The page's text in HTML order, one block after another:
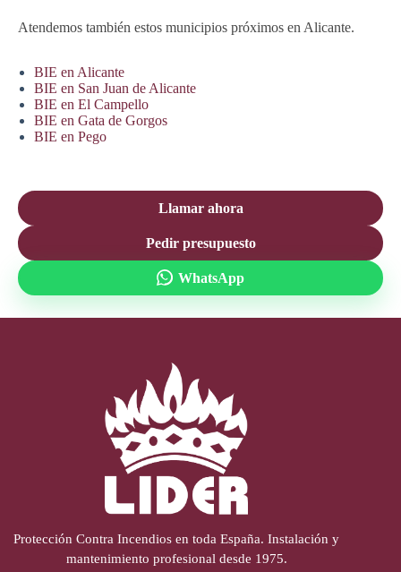
Atendemos también estos municipios próximos en Alicante.
BIE en Alicante
BIE en San Juan de Alicante
BIE en El Campello
BIE en Gata de Gorgos
BIE en Pego
Llamar ahora
Pedir presupuesto
WhatsApp
Protección Contra Incendios en toda España. Instalación y
mantenimiento profesional desde 1975.